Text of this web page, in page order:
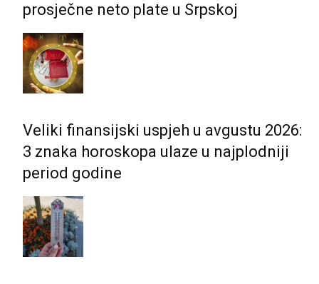
prosječne neto plate u Srpskoj
Veliki finansijski uspjeh u avgustu 2026:
3 znaka horoskopa ulaze u najplodniji
period godine